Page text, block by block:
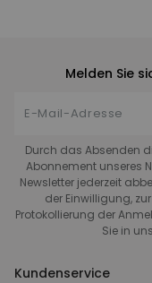
Melden Sie
Durch das Absenden
Abonnement unseres
Newsletter jederzeit
der Einwilligung,
Protokollierung der
Sie in
Kundenservice